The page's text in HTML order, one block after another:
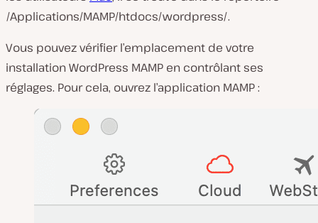
/Applications/MAMP/htdocs/wordpress/.
Vous pouvez vérifier l’emplacement de votre
installation WordPress MAMP en contrôlant ses
réglages. Pour cela, ouvrez l’application MAMP :